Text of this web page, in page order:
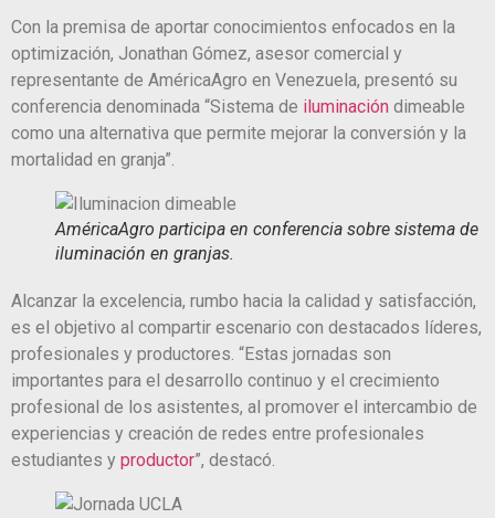
Con la premisa de aportar conocimientos enfocados en la
optimización, Jonathan Gómez, asesor comercial y
representante de AméricaAgro en Venezuela, presentó su
conferencia denominada “Sistema de iluminación dimeable
como una alternativa que permite mejorar la conversión y la
mortalidad en granja”.
AméricaAgro participa en conferencia sobre sistema de
iluminación en granjas.
Alcanzar la excelencia, rumbo hacia la calidad y satisfacción,
es el objetivo al compartir escenario con destacados líderes,
profesionales y productores. “Estas jornadas son
importantes para el desarrollo continuo y el crecimiento
profesional de los asistentes, al promover el intercambio de
experiencias y creación de redes entre profesionales
estudiantes y productor”, destacó.